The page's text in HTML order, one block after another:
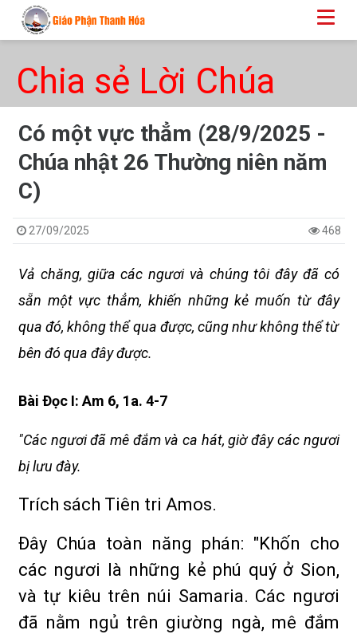
Chia sẻ Lời Chúa
Có một vực thẳm (28/9/2025 -
Chúa nhật 26 Thường niên năm
C)
27/09/2025 468
Vả chăng, giữa các ngươi và chúng tôi đây đã có
sẵn một vực thẳm, khiến những kẻ muốn từ đây
qua đó, không thể qua được, cũng như không thể từ
bên đó qua đây được.
Bài Ðọc I: Am 6, 1a. 4-7
"Các ngươi đã mê đắm và ca hát, giờ đây các ngươi
bị lưu đày.
Trích sách Tiên tri Amos.
Ðây Chúa toàn năng phán: "Khốn cho
các ngươi là những kẻ phú quý ở Sion,
và tự kiêu trên núi Samaria. Các ngươi
đã nằm ngủ trên giường ngà, mê đắm